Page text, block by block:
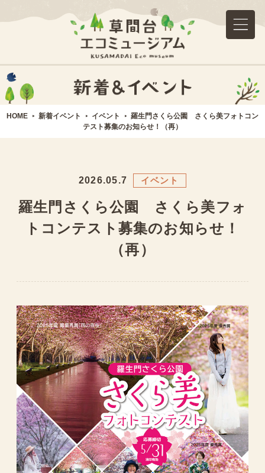
HOME 新着イベント イベント
羅生門さくら公園 さくら美フォトコン
テスト募集のお知らせ！（再）
2026.05.7 イベント
羅生門さくら公園 さくら美フォ
トコンテスト募集のお知らせ！
（再）